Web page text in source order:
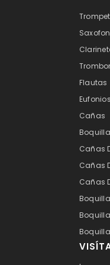
Flautas
Eufonios
Cañas
Cañas
Cañas
Cañas